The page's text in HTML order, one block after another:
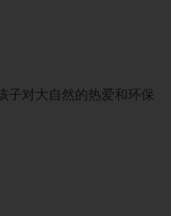
子对大自然的热爱和环保